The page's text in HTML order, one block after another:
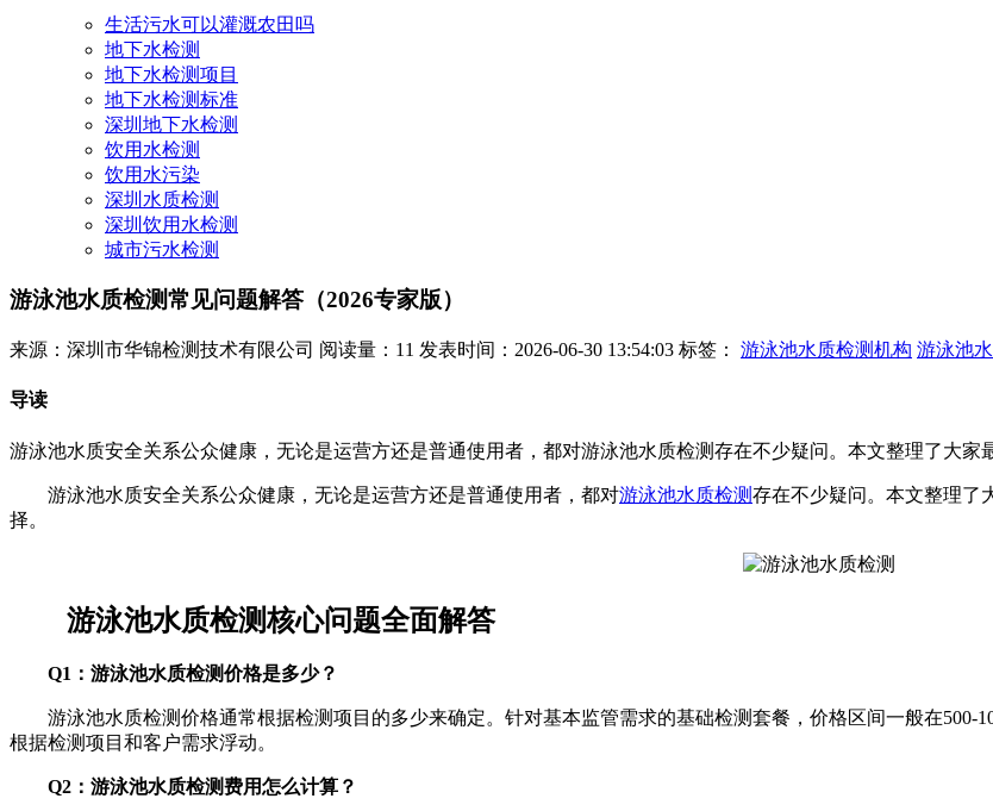
生活污水可以灌溉农田吗
地下水检测
地下水检测项目
地下水检测标准
深圳地下水检测
饮用水检测
饮用水污染
深圳水质检测
深圳饮用水检测
城市污水检测
游泳池水质检测常见问题解答（2026专家版）
来源：深圳市华锦检测技术有限公司 阅读量：11 发表时间：2026-06-30 13:54:03 标签： 游泳池水质检测机构 游泳池
导读
游泳池水质安全关系公众健康，无论是运营方还是普通使用者，都对游泳池水质检测​存在不少疑问。本文整理了大家
游泳池水质安全关系公众健康，无论是运营方还是普通使用者，都对游泳池水质检测存在不少疑问。本文整理了
择。
游泳池水质检测核心问题全面解答
Q1：游泳池水质检测价格是多少？
游泳池水质检测价格通常根据检测项目的多少来确定。针对基本监管需求的基础检测套餐，价格区间一般在500-
根据检测项目和客户需求浮动。
Q2：游泳池水质检测费用怎么计算？